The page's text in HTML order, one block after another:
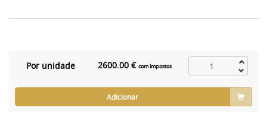
Por unidade 2600.00 €com impostos
Adicionar